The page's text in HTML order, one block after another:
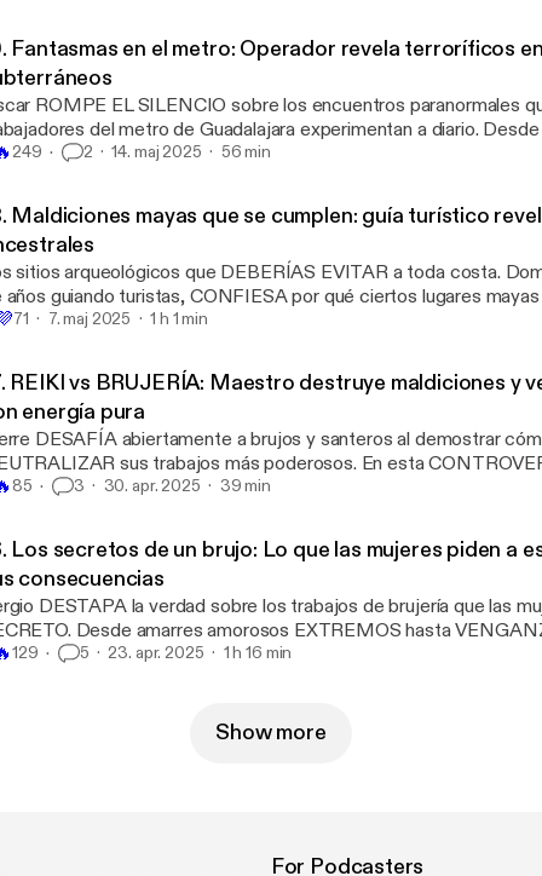
BLOQUEADAS por traumas de VIDAS
técnica ha LIBERADO a clientes de depresiones
¿Por qué los psiquiatras están tan NERVIOSOS con
Fantasmas en el metro: Operador revela terroríficos
ROMPE EL SILENCIO sobre los encuentros paranormales
del metro de Guadalajara experimentan a diario.
a los trenes hasta voces que PREDICEN
turnos nocturnos y las GRABACIONES de seguridad que
Descubre por qué los túneles subterráneos
para entidades que NO DEBERÍAN ESTAR ENTRE
249 2 14. maj 2025 56 min
Maldiciones mayas que se cumplen: guía turístico
sitios arqueológicos que DEBERÍAS EVITAR a toda costa.
años guiando turistas, CONFIESA por qué ciertos lugares
de energías mortales que siguen COBRANDO
ACCIDENTES INEXPLICABLES o ENFERMEDADES
entrevista expone la VERDAD que las autoridades turísticas
miedo a perder ingresos.
71 7. maj 2025 1 h 1 min
REIKI vs BRUJERÍA: Maestro destruye maldiciones y
energía pura
DESAFÍA abiertamente a brujos y santeros al demostrar
sus trabajos más poderosos. En esta
técnicas de magia nórdica PROHIBIDAS que combinadas con
AMENAZAS de practicantes de magia negra que ven sus
¿Es posible que la energía positiva sea más
rituales oscuros?
85 3 30. apr. 2025 39 min
Los secretos de un brujo: Lo que las mujeres piden a
consecuencias
DESTAPA la verdad sobre los trabajos de brujería que las
Desde amarres amorosos EXTREMOS hasta
vidas enteras. Esta entrevista ha sido
prácticas pueden VOLVERSE CONTRA quien las solicita de
129 5 23. apr. 2025 1 h 16 min
Show more
For Podcasters